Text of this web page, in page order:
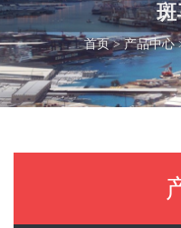
斑
首页>产品中心